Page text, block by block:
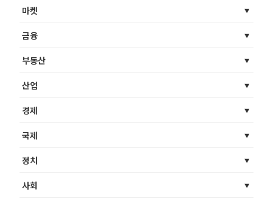
마켓
금융
부동산
산업
경제
국제
정치
사회